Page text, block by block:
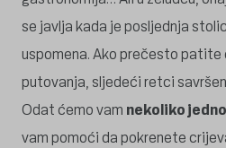
se javlja kada je posljednja
uspomena. Ako prečesto
putovanja, sljedeći retci
Odat ćemo vam nekoliko
vam pomoći da pokrenete